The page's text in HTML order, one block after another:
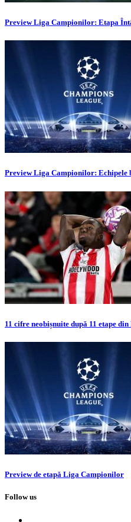
Preview Liga Campionilor: Etapa
Preview Liga Campionilor: Echipele
11 cifre neobișnuite după 11 etape
Preview de etapă Liga Campionilor
Follow us